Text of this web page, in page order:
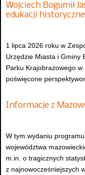
Wojciech Bogumił
edukacji
1 lipca 2026 roku w
Urzędzie Miasta i Gminy
Parku Krajobrazowego w
poświęcone
Informacje z
W tym wydaniu
województwa
m.in. o tragicznych
z najnowocześniejszych